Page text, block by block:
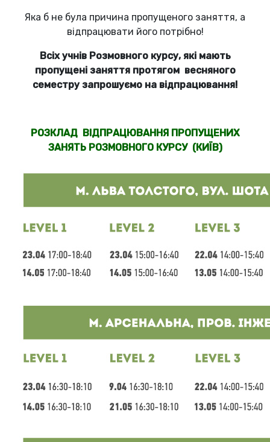
Яка б не була причина пропущеного заняття, а
відпрацювати його потрібно!
Всіх учнів Розмовного курсу, які мають
пропущені заняття протягом весняного
семестру запрошуємо на відпрацювання!
РОЗКЛАД ВІДПРАЦЮВАННЯ ПРОПУЩЕНИХ
ЗАНЯТЬ РОЗМОВНОГО КУРСУ (КИЇВ)